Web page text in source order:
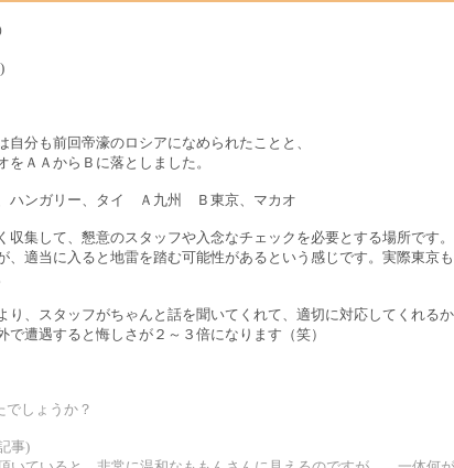
分も前回帝濠のロシアになめられたことと、
ＡＡからＢに落としました。
ンガリー、タイ Ａ九州 Ｂ東京、マカオ
集して、懇意のスタッフや入念なチェックを必要とする場所です。
適当に入ると地雷を踏む可能性があるという感じです。実際東京も
、スタッフがちゃんと話を聞いてくれて、適切に対応してくれるか
遭遇すると悔しさが２～３倍になります（笑）
でしょうか？
事)